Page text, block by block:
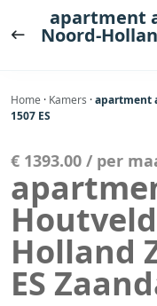
naar
apartment
Noord-
Home · Kamers ·apartment
1507 ES
€ 1393.00 / per
Holland
ES